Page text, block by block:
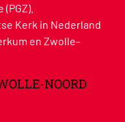
Kerk in Nederland
en Zwolle-
NOORD